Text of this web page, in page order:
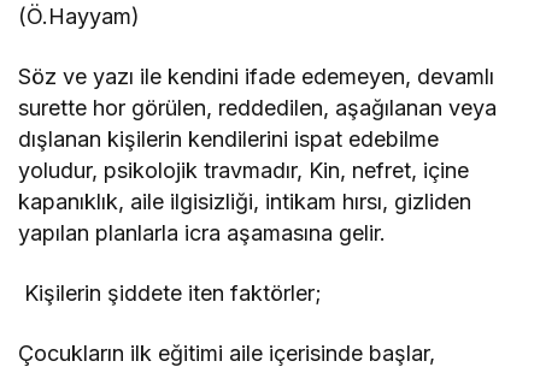
(Ö.Hayyam)
Söz ve yazı ile kendini ifade edemeyen, devamlı
surette hor görülen, reddedilen, aşağılanan veya
dışlanan kişilerin kendilerini ispat edebilme
yoludur, psikolojik travmadır, Kin, nefret, içine
kapanıklık, aile ilgisizliği, intikam hırsı, gizliden
yapılan planlarla icra aşamasına gelir.
Kişilerin şiddete iten faktörler;
Çocukların ilk eğitimi aile içerisinde başlar,